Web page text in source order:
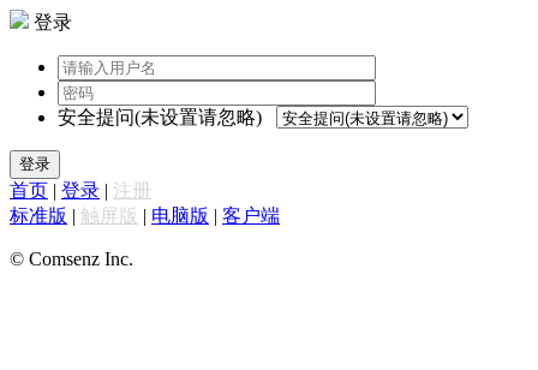
登录
安全提问(未设置请忽略)
登录
首页 | 登录 | 注册
标准版 | 触屏版 | 电脑版 | 客户端
© Comsenz Inc.